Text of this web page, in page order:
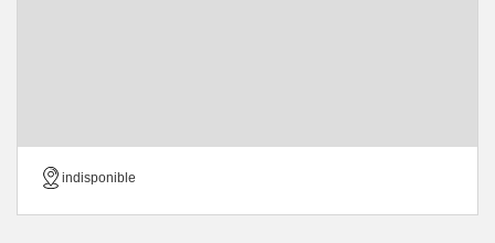
indisponible